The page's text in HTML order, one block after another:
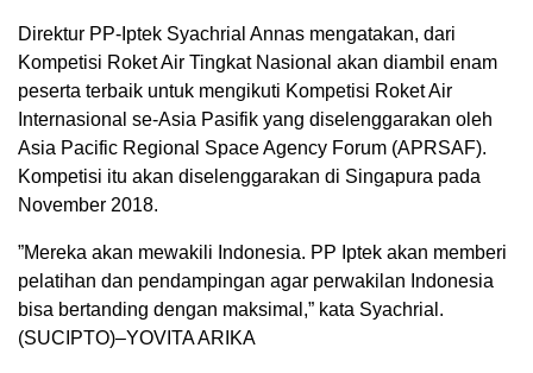
Direktur PP-Iptek Syachrial Annas mengatakan, dari
Kompetisi Roket Air Tingkat Nasional akan diambil enam
peserta terbaik untuk mengikuti Kompetisi Roket Air
Internasional se-Asia Pasifik yang diselenggarakan oleh
Asia Pacific Regional Space Agency Forum (APRSAF).
Kompetisi itu akan diselenggarakan di Singapura pada
November 2018.
”Mereka akan mewakili Indonesia. PP Iptek akan memberi
pelatihan dan pendampingan agar perwakilan Indonesia
bisa bertanding dengan maksimal,” kata Syachrial.
(SUCIPTO)–YOVITA ARIKA